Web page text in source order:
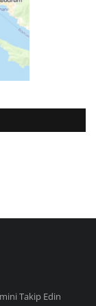
Takip Edin